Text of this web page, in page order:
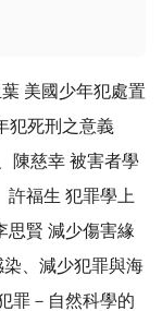
美國少年犯處置
犯死刑之意義
陳慈幸 被害者學
許福生 犯罪學上
思賢 減少傷害緣
、減少犯罪與海
罪－自然科學的